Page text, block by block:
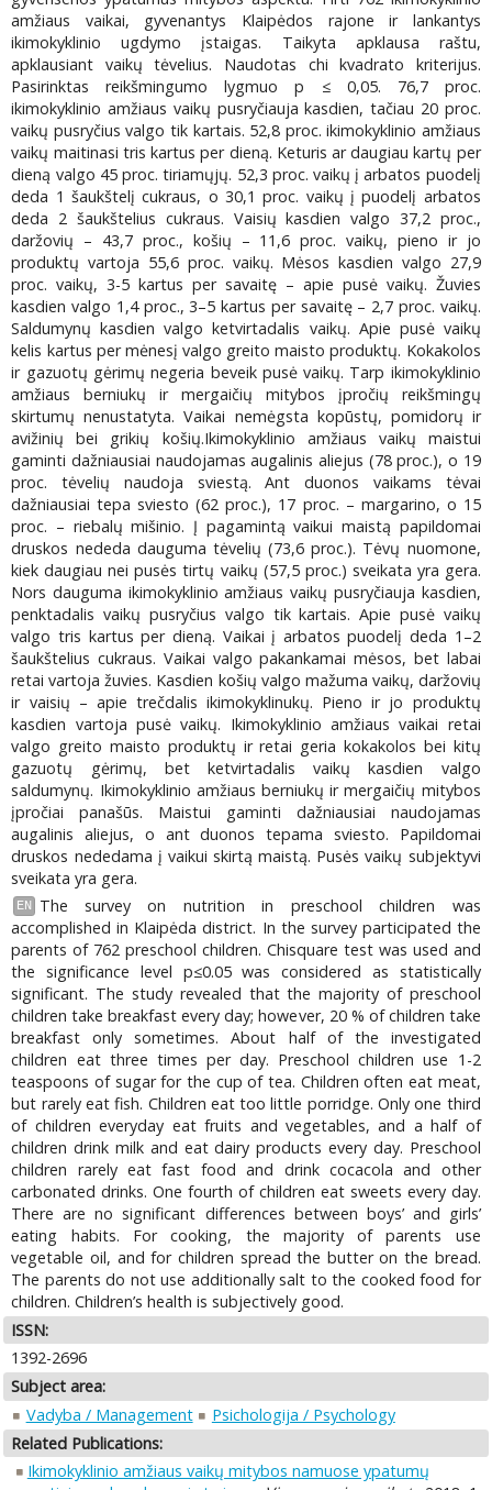
amžiaus vaikai, gyvenantys Klaipėdos rajone ir lankantys
ikimokyklinio ugdymo įstaigas. Taikyta apklausa raštu,
apklausiant vaikų tėvelius. Naudotas chi kvadrato kriterijus.
Pasirinktas reikšmingumo lygmuo p ≤ 0,05. 76,7 proc.
ikimokyklinio amžiaus vaikų pusryčiauja kasdien, tačiau 20 proc.
vaikų pusryčius valgo tik kartais. 52,8 proc. ikimokyklinio amžiaus
vaikų maitinasi tris kartus per dieną. Keturis ar daugiau kartų per
dieną valgo 45 proc. tiriamųjų. 52,3 proc. vaikų į arbatos puodelį
deda 1 šaukštelį cukraus, o 30,1 proc. vaikų į puodelį arbatos
deda 2 šaukštelius cukraus. Vaisių kasdien valgo 37,2 proc.,
daržovių – 43,7 proc., košių – 11,6 proc. vaikų, pieno ir jo
produktų vartoja 55,6 proc. vaikų. Mėsos kasdien valgo 27,9
proc. vaikų, 3-5 kartus per savaitę – apie pusė vaikų. Žuvies
kasdien valgo 1,4 proc., 3–5 kartus per savaitę – 2,7 proc. vaikų.
Saldumynų kasdien valgo ketvirtadalis vaikų. Apie pusė vaikų
kelis kartus per mėnesį valgo greito maisto produktų. Kokakolos
ir gazuotų gėrimų negeria beveik pusė vaikų. Tarp ikimokyklinio
amžiaus berniukų ir mergaičių mitybos įpročių reikšmingų
skirtumų nenustatyta. Vaikai nemėgsta kopūstų, pomidorų ir
avižinių bei grikių košių.Ikimokyklinio amžiaus vaikų maistui
gaminti dažniausiai naudojamas augalinis aliejus (78 proc.), o 19
proc. tėvelių naudoja sviestą. Ant duonos vaikams tėvai
dažniausiai tepa sviesto (62 proc.), 17 proc. – margarino, o 15
proc. – riebalų mišinio. Į pagamintą vaikui maistą papildomai
druskos nededa dauguma tėvelių (73,6 proc.). Tėvų nuomone,
kiek daugiau nei pusės tirtų vaikų (57,5 proc.) sveikata yra gera.
Nors dauguma ikimokyklinio amžiaus vaikų pusryčiauja kasdien,
penktadalis vaikų pusryčius valgo tik kartais. Apie pusė vaikų
valgo tris kartus per dieną. Vaikai į arbatos puodelį deda 1–2
šaukštelius cukraus. Vaikai valgo pakankamai mėsos, bet labai
retai vartoja žuvies. Kasdien košių valgo mažuma vaikų, daržovių
ir vaisių – apie trečdalis ikimokyklinukų. Pieno ir jo produktų
kasdien vartoja pusė vaikų. Ikimokyklinio amžiaus vaikai retai
valgo greito maisto produktų ir retai geria kokakolos bei kitų
gazuotų gėrimų, bet ketvirtadalis vaikų kasdien valgo
saldumynų. Ikimokyklinio amžiaus berniukų ir mergaičių mitybos
įpročiai panašūs. Maistui gaminti dažniausiai naudojamas
augalinis aliejus, o ant duonos tepama sviesto. Papildomai
druskos nededama į vaikui skirtą maistą. Pusės vaikų subjektyvi
sveikata yra gera.
EN
The survey on nutrition in preschool children was
accomplished in Klaipėda district. In the survey participated the
parents of 762 preschool children. Chisquare test was used and
the significance level p≤0.05 was considered as statistically
significant. The study revealed that the majority of preschool
children take breakfast every day; however, 20 % of children take
breakfast only sometimes. About half of the investigated
children eat three times per day. Preschool children use 1-2
teaspoons of sugar for the cup of tea. Children often eat meat,
but rarely eat fish. Children eat too little porridge. Only one third
of children everyday eat fruits and vegetables, and a half of
children drink milk and eat dairy products every day. Preschool
children rarely eat fast food and drink cocacola and other
carbonated drinks. One fourth of children eat sweets every day.
There are no significant differences between boys’ and girls’
eating habits. For cooking, the majority of parents use
vegetable oil, and for children spread the butter on the bread.
The parents do not use additionally salt to the cooked food for
children. Children’s health is subjectively good.
ISSN:
1392-2696
Subject area:
Vadyba / Management
Psichologija / Psychology
Related Publications:
Ikimokyklinio amžiaus vaikų mitybos namuose ypatumų